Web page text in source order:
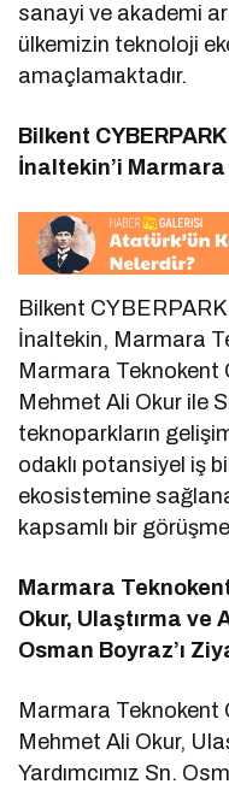
sanayi ve akademi
ülkemizin teknoloji
amaçlamaktadır.
Bilkent
İnaltekin’i Marmara
Bilkent
İnaltekin, Marmara
Marmara Teknokent
Mehmet Ali Okur ile
teknoparkların
odaklı potansiyel iş
ekosistemine
kapsamlı bir
Marmara
Okur, Ulaştırma ve
Osman Boyraz’ı
Marmara Teknokent
Mehmet Ali Okur,
Yardımcımız Sn.